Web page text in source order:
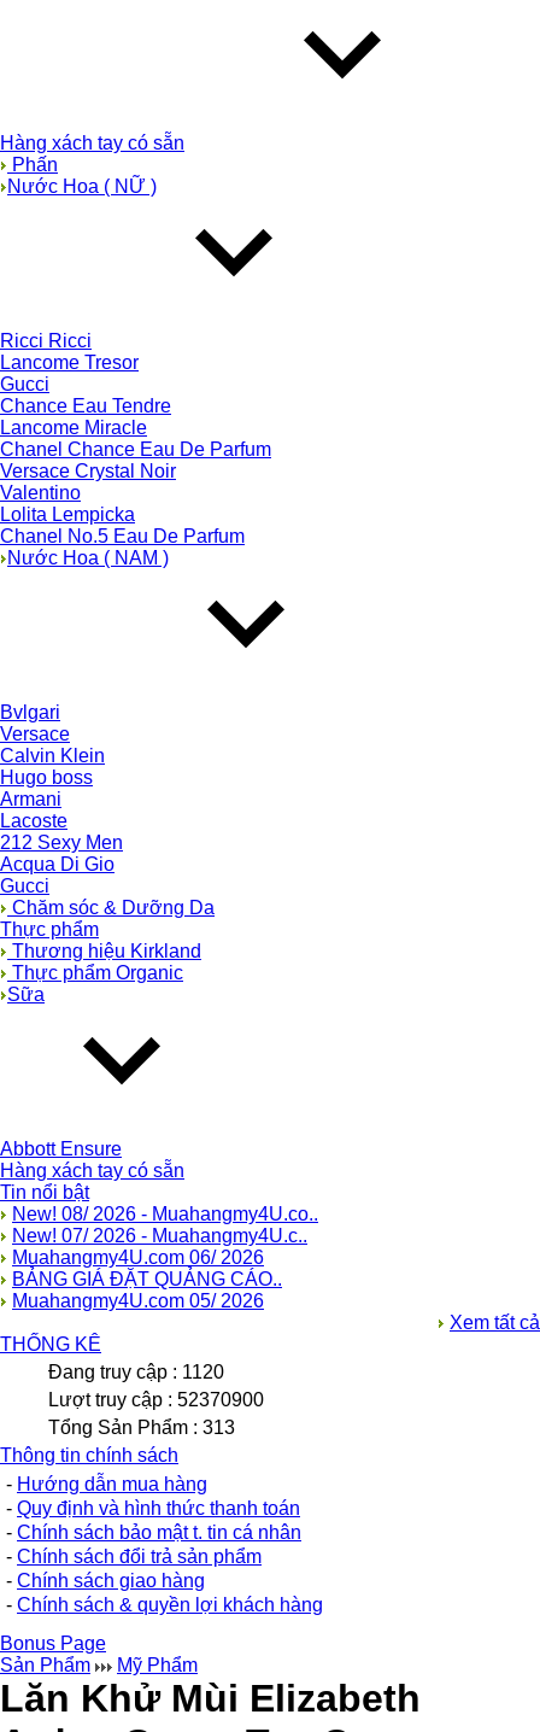
Hàng xách tay có sẵn
Phấn
Nước Hoa ( NỮ )
Ricci Ricci
Lancome Tresor
Gucci
Chance Eau Tendre
Lancome Miracle
Chanel Chance Eau De Parfum
Versace Crystal Noir
Valentino
Lolita Lempicka
Chanel No.5 Eau De Parfum
Nước Hoa ( NAM )
Bvlgari
Versace
Calvin Klein
Hugo boss
Armani
Lacoste
212 Sexy Men
Acqua Di Gio
Gucci
Chăm sóc & Dưỡng Da
Thực phẩm
Thương hiệu Kirkland
Thực phẩm Organic
Sữa
Abbott Ensure
Hàng xách tay có sẵn
Tin nổi bật
New! 08/ 2026 - Muahangmy4U.co..
New! 07/ 2026 - Muahangmy4U.c..
Muahangmy4U.com 06/ 2026
BẢNG GIÁ ĐẶT QUẢNG CÁO..
Muahangmy4U.com 05/ 2026
Xem tất cả
THỐNG KÊ
Đang truy cập : 1120
Lượt truy cập : 52370900
Tổng Sản Phẩm : 313
Thông tin chính sách
- Hướng dẫn mua hàng
- Quy định và hình thức thanh toán
- Chính sách bảo mật t. tin cá nhân
- Chính sách đổi trả sản phẩm
- Chính sách giao hàng
- Chính sách & quyền lợi khách hàng
Bonus Page
Sản Phẩm
Mỹ Phẩm
Lăn Khử Mùi Elizabeth